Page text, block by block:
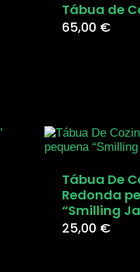
Tábua de
65,00 €
Tábua De
Redonda
“Smilling
25,00 €